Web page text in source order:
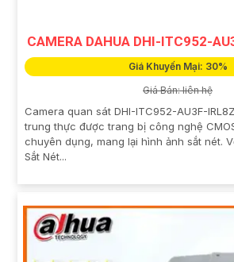
CAMERA DAHUA DHI-ITC952-
Giá Khuyến Mại: 30%
Giá Bán: liên hệ
Camera quan sát DHI-ITC952-AU3F-
trung thực được trang bị công nghệ
chuyên dụng, mang lại hình ảnh sắt nét.
Sắt Nét...